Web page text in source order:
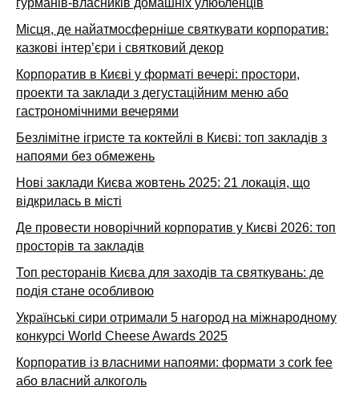
гурманів-власників домашніх улюбленців
Місця, де найатмосферніше святкувати корпоратив:
казкові інтер’єри і святковий декор
Корпоратив в Києві у форматі вечері: простори,
проекти та заклади з дегустаційним меню або
гастрономічними вечерями
Безлімітне ігристе та коктейлі в Києві: топ закладів з
напоями без обмежень
Нові заклади Києва жовтень 2025: 21 локація, що
відкрилась в місті
Де провести новорічний корпоратив у Києві 2026: топ
просторів та закладів
Топ ресторанів Києва для заходів та святкувань: де
подія стане особливою
Українські сири отримали 5 нагород на міжнародному
конкурсі World Cheese Awards 2025
Корпоратив із власними напоями: формати з cork fee
або власний алкоголь